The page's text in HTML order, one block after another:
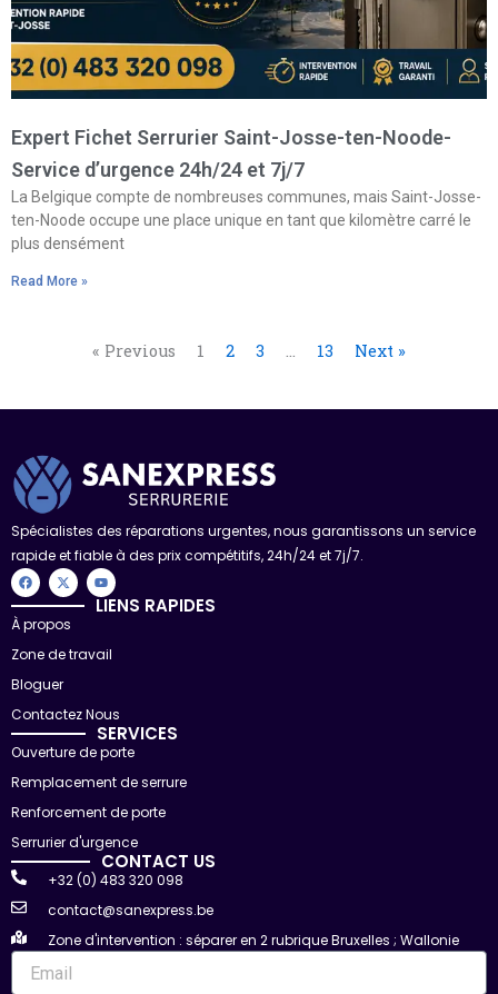
Expert Fichet Serrurier Saint-Josse-ten-Noode-
Service d’urgence 24h/24 et 7j/7
La Belgique compte de nombreuses communes, mais Saint-Josse-
ten-Noode occupe une place unique en tant que kilomètre carré le
plus densément
Read More »
« Previous 1 2 3 … 13 Next »
Spécialistes des réparations urgentes, nous garantissons un service
rapide et fiable à des prix compétitifs, 24h/24 et 7j/7.
F
a
c
b
o
X
-
t
i
t
r
Y
o
u
t
e
LIENS RAPIDES
À propos
Zone de travail
Bloguer
Contactez Nous
SERVICES
Ouverture de porte
Remplacement de serrure
Renforcement de porte
Serrurier d'urgence
CONTACT US
+32 (0) 483 320 098
contact@sanexpress.be
Zone d'intervention : séparer en 2 rubrique Bruxelles ; Wallonie